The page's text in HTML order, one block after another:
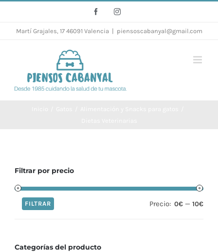
contenido
FacebookInstagram
Martí Grajales, 17 46091 Valencia piensoscabanyal@gmail.com
Filtrar por precio
FILTRAR Precio: 0€ — 10€
Categorías del producto